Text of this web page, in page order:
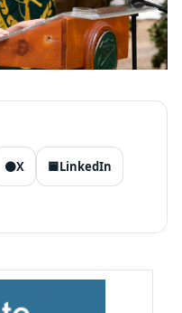
⚫X 🟦LinkedIn